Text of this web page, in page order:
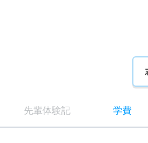
先輩体験記 学費